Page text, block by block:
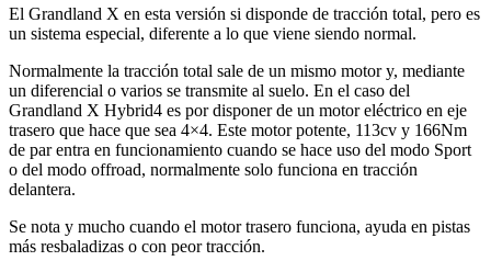
El Grandland X en esta versión si disponde de tracción total, pero es
un sistema especial, diferente a lo que viene siendo normal.
Normalmente la tracción total sale de un mismo motor y, mediante
un diferencial o varios se transmite al suelo. En el caso del
Grandland X Hybrid4 es por disponer de un motor eléctrico en eje
trasero que hace que sea 4×4. Este motor potente, 113cv y 166Nm
de par entra en funcionamiento cuando se hace uso del modo Sport
o del modo offroad, normalmente solo funciona en tracción
delantera.
Se nota y mucho cuando el motor trasero funciona, ayuda en pistas
más resbaladizas o con peor tracción.